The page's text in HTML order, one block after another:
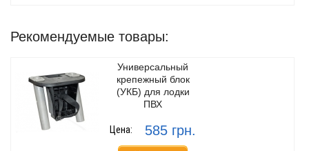
Рекомендуемые товары:
Универсальный
крепежный блок
(УКБ) для лодки
ПВХ
Цена: 585 грн.